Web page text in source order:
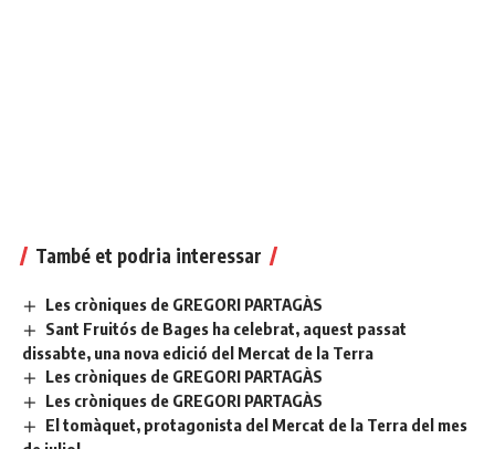
També et podria interessar
Les cròniques de GREGORI PARTAGÀS
Sant Fruitós de Bages ha celebrat, aquest passat
dissabte, una nova edició del Mercat de la Terra
Les cròniques de GREGORI PARTAGÀS
Les cròniques de GREGORI PARTAGÀS
El tomàquet, protagonista del Mercat de la Terra del mes